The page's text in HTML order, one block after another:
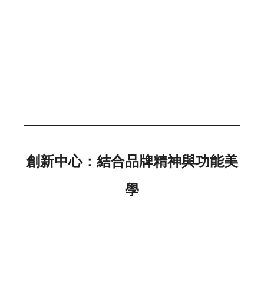
創新中心：結合品牌精神與功能美
學